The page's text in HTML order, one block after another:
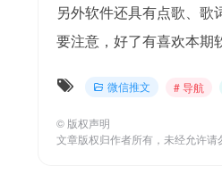
另外软件还具有点歌、
要注意，好了有喜欢本期
微信推文 # 导航
© 版权声明
文章版权归作者所有，未经允许请